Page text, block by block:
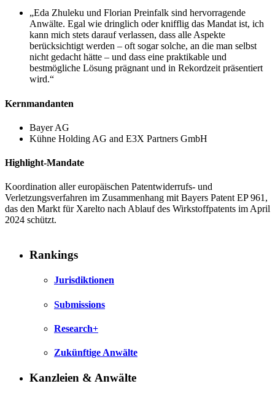
„Eda Zhuleku und Florian Preinfalk sind hervorragende
Anwälte. Egal wie dringlich oder knifflig das Mandat ist, ich
kann mich stets darauf verlassen, dass alle Aspekte
berücksichtigt werden – oft sogar solche, an die man selbst
nicht gedacht hätte – und dass eine praktikable und
bestmögliche Lösung prägnant und in Rekordzeit präsentiert
wird.“
Kernmandanten
Bayer AG
Kühne Holding AG and E3X Partners GmbH
Highlight-Mandate
Koordination aller europäischen Patentwiderrufs- und
Verletzungsverfahren im Zusammenhang mit Bayers Patent EP 961,
das den Markt für Xarelto nach Ablauf des Wirkstoffpatents im April
2024 schützt.
Rankings
Jurisdiktionen
Submissions
Research+
Zukünftige Anwälte
Kanzleien & Anwälte